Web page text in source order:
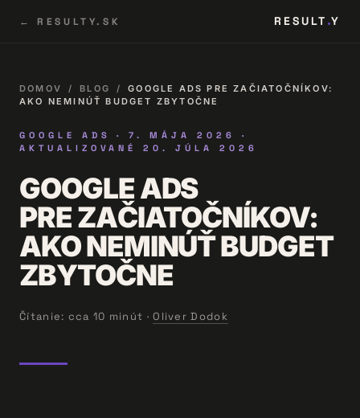
← RESULTY.SK RESULT Y
DOMOV / BLOG /
GOOGLE ADS PRE ZAČIATOČNÍKOV:
AKO NEMINÚŤ BUDGET ZBYTOČNE
GOOGLE ADS ·7. MÁJA 2026
·
AKTUALIZOVANÉ20. JÚLA 2026
GOOGLE ADS
PRE ZAČIATOČNÍKOV:
AKO NEMINÚŤ BUDGET
ZBYTOČNE
Čítanie: cca 10 minút ·Oliver Dodok